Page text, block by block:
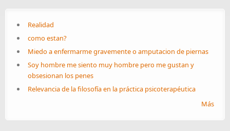
Realidad
como estan?
Miedo a enfermarme gravemente o amputacion de piernas
Soy hombre me siento muy hombre pero me gustan y
obsesionan los penes
Relevancia de la filosofía en la práctica psicoterapéutica
Más